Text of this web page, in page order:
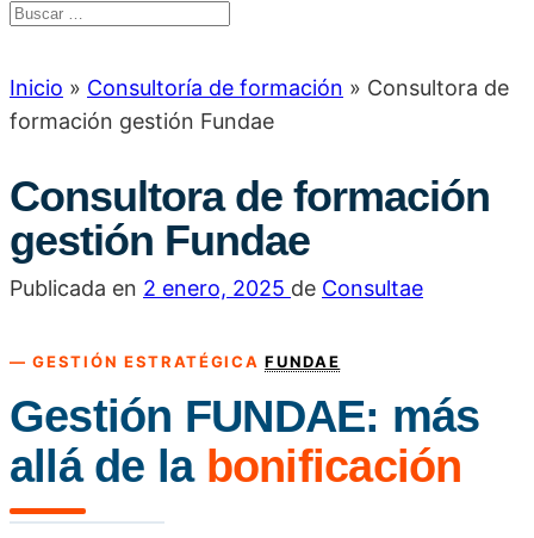
Inicio » Consultoría de formación » Consultora de
formación gestión Fundae
Consultora de formación
gestión Fundae
Publicada en 2 enero, 2025 de Consultae
— GESTIÓN ESTRATÉGICAFUNDAE
Gestión FUNDAE: más
allá de la bonificación